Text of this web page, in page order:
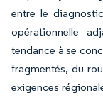
entre le
opérationnelle
tendance à se
fragmentés, du
exigences